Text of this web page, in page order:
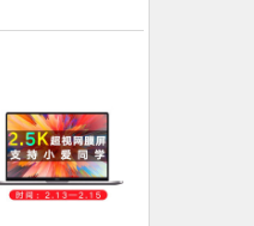
(世界上最薄的笔记本排名第一)
本电脑性价比排行2021)
(三星笔记本散热风扇)